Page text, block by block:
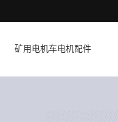
矿用电机车电机配件